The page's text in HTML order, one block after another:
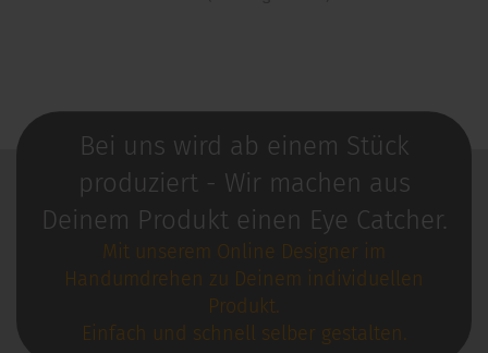
Bei uns wird ab einem Stück
produziert - Wir machen aus
Deinem Produkt einen Eye Catcher.
Mit unserem Online Designer im
Handumdrehen zu Deinem individuellen
Produkt.
Einfach und schnell selber gestalten.